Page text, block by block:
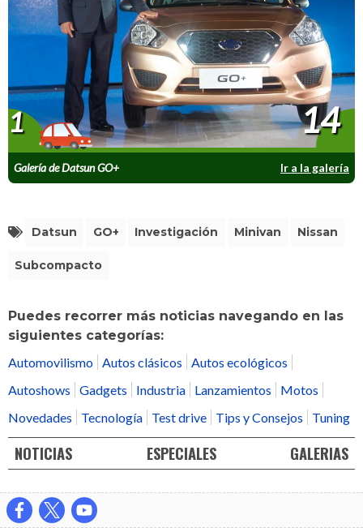
Galería de Datsun GO+ Ir a la galería
1 14
Datsun GO+ Investigación Minivan Nissan
Subcompacto
Puedes recorrer más noticias navegando en las
siguientes categorías:
Automovilismo
Autos clásicos
Autos ecológicos
Autoshows
Gadgets Industria Lanzamientos
Motos
Novedades
Tecnología Test drive Tips y Consejos Tuning
NOTICIAS ESPECIALES GALERIAS